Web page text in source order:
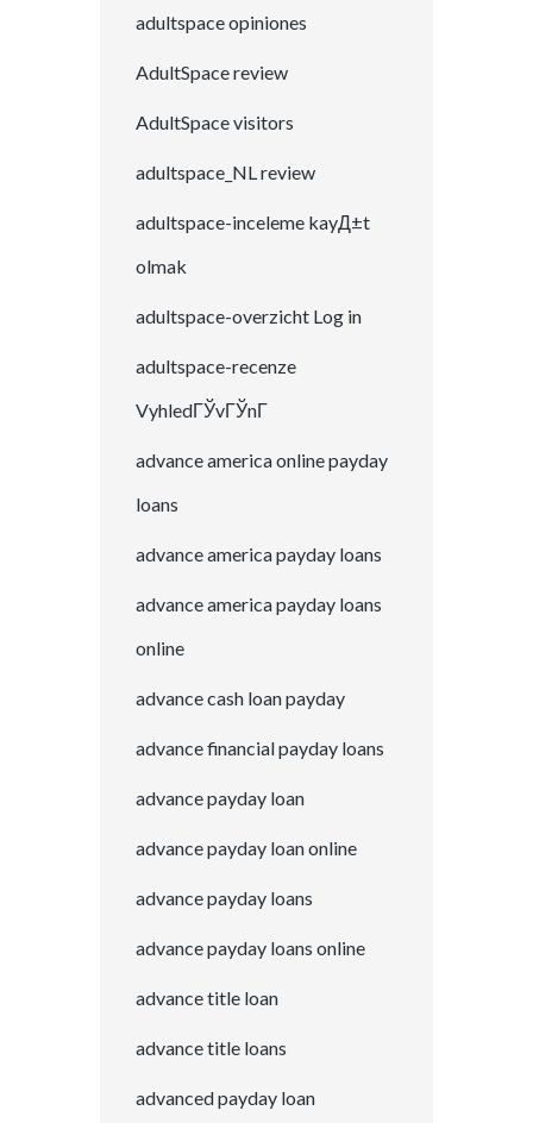
adultspace opiniones
AdultSpace review
AdultSpace visitors
adultspace_NL review
adultspace-inceleme kayД±t
olmak
adultspace-overzicht Log in
adultspace-recenze
VyhledГЎvГЎnГ­
advance america online payday
loans
advance america payday loans
advance america payday loans
online
advance cash loan payday
advance financial payday loans
advance payday loan
advance payday loan online
advance payday loans
advance payday loans online
advance title loan
advance title loans
advanced payday loan